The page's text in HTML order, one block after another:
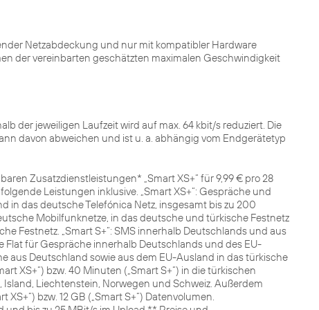
Netzabdeckung und nur mit kompatibler Hardware
der vereinbarten geschätzten maximalen Geschwindigkeit
der jeweiligen Laufzeit wird auf max. 64 kbit/s reduziert. Die
davon abweichen und ist u. a. abhängig vom Endgerätetyp
Zusatzdienstleistungen* „Smart XS+“ für 9,99 € pro 28
Leistungen inklusive. „Smart XS+“: Gespräche und
in das deutsche Telefónica Netz, insgesamt bis zu 200
Mobilfunknetze, in das deutsche und türkische Festnetz
Festnetz. „Smart S+“: SMS innerhalb Deutschlands und aus
Flat für Gespräche innerhalb Deutschlands und des EU-
aus Deutschland sowie aus dem EU-Ausland in das türkische
XS+“) bzw. 40 Minuten („Smart S+“) in die türkischen
Liechtenstein, Norwegen und Schweiz. Außerdem
bzw. 12 GB („Smart S+“) Datenvolumen.